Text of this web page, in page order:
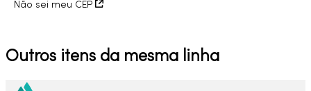
Não sei meu CEP
Outros itens da mesma linha